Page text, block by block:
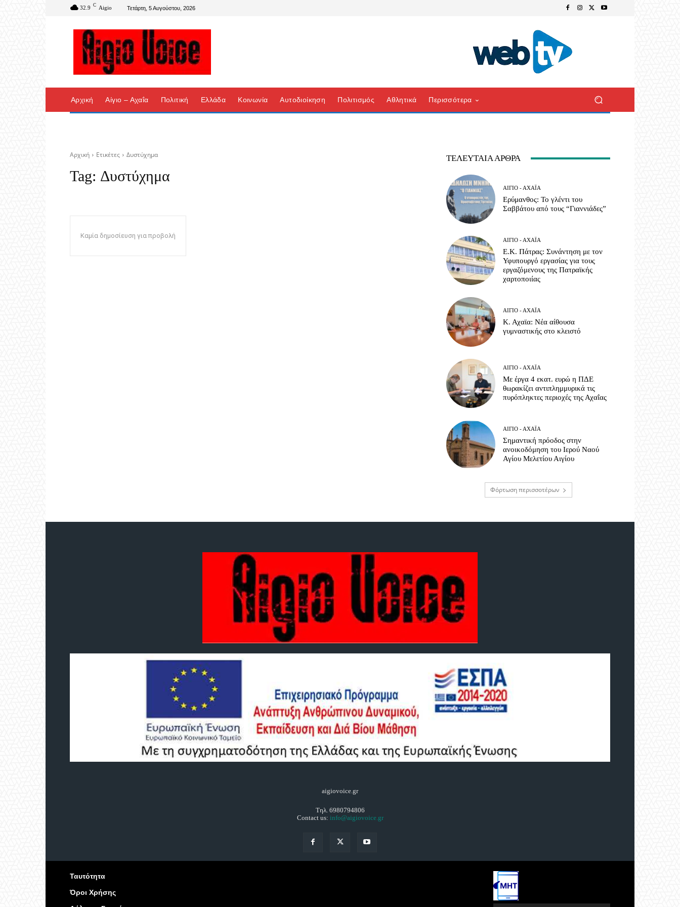
32.9 C Aigio Τετάρτη, 5 Αυγούστου, 2026
Αρχική Αίγιο – Αχαΐα Πολιτική Ελλάδα Κοινωνία Αυτοδιοίκηση Πολιτισμός Αθλητικά Περισσότερα
Αρχική Ετικέτες Δυστύχημα
Tag: Δυστύχημα
Καμία δημοσίευση για προβολή
ΤΕΛΕΥΤΑΊΑ ΆΡΘΡΑ
ΑΊΓΙΟ - ΑΧΑΪ́Α
Ερύμανθος: Το γλέντι του
Σαββάτου από τους “Γιαννιάδες”
ΑΊΓΙΟ - ΑΧΑΪ́Α
Ε.Κ. Πάτρας: Συνάντηση με τον
Υφυπουργό εργασίας για τους
εργαζόμενους της Πατραϊκής
χαρτοποιίας
ΑΊΓΙΟ - ΑΧΑΪ́Α
Κ. Αχαϊα: Νέα αίθουσα
γυμναστικής στο κλειστό
ΑΊΓΙΟ - ΑΧΑΪ́Α
Με έργα 4 εκατ. ευρώ η ΠΔΕ
θωρακίζει αντιπλημμυρικά τις
πυρόπληκτες περιοχές της Αχαΐας
ΑΊΓΙΟ - ΑΧΑΪ́Α
Σημαντική πρόοδος στην
ανοικοδόμηση του Ιερού Ναού
Αγίου Μελετίου Αιγίου
Φόρτωση περισσοτέρων
aigiovoice.gr
Τηλ. 6980794806
Contact us: info@aigiovoice.gr
Ταυτότητα
Όροι Χρήσης